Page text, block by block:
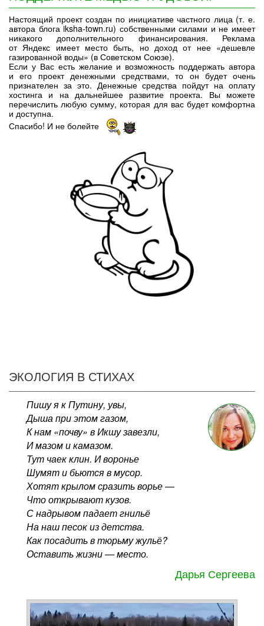
Настоящий проект создан по инициативе частного лица (т. е.
автора блога iksha-town.ru) собственными силами и не имеет
никакого дополнительного финансирования. Реклама
от Яндекс имеет место быть, но доход от нее «дешевле
газированной воды» (в Советском Союзе).
Если у Вас есть желание и возможность поддержать автора
и его проект денежными средствами, то он будет очень
признателен за это. Денежные средства пойдут на оплату
хостинга и на дальнейшее развитие проекта. Вы можете
перечислить любую сумму, которая для вас будет комфортна
и доступна.
Спасибо! И не болейте
ЭКОЛОГИЯ В СТИХАХ
Пишу я к Путину, увы,
Дыша при этом газом,
К нам «почву» в Икшу завезли,
И мазом и камазом.
Тут чаек клин. И воронье
Шумят и бьются в мусор.
Хотят крылом сразить ворье —
Что открывают кузов.
С надрывом падает гнильё
На наш песок из детства.
Как посадить в тюрьму жульё?
Оставить жизни — место.
Дарья Сергеева